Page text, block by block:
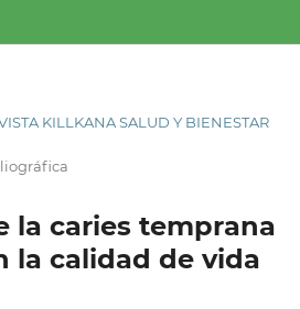
KILLKANA SALUD Y BIENESTAR
la caries temprana
la calidad de vida